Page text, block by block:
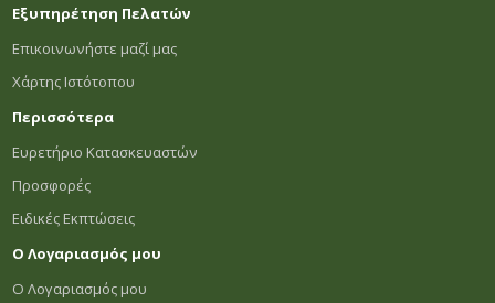
Εξυπηρέτηση Πελατών
Επικοινωνήστε μαζί μας
Χάρτης Ιστότοπου
Περισσότερα
Ευρετήριο Κατασκευαστών
Προσφορές
Ειδικές Εκπτώσεις
Ο Λογαριασμός μου
Ο Λογαριασμός μου